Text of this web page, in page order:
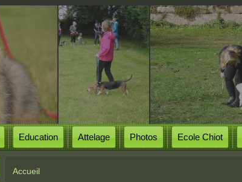
Education Attelage Photos Ecole Chiot
Accueil